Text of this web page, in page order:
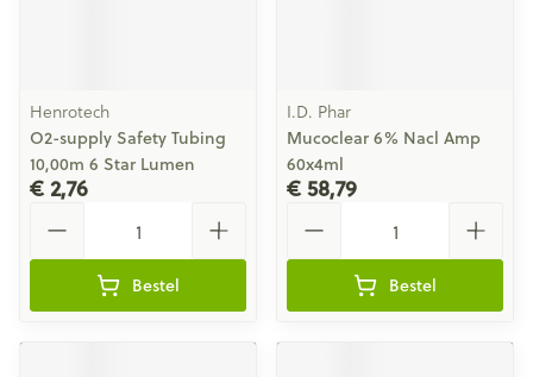
Henrotech
O2-supply Safety Tubing
10,00m 6 Star Lumen
€ 2,76
Bestel
I.D. Phar
Mucoclear 6% Nacl Amp
60x4ml
€ 58,79
Bestel